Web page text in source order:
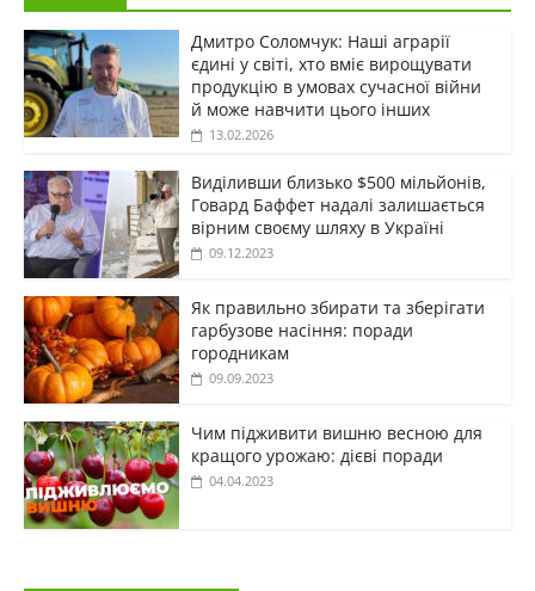
Дмитро Соломчук: Наші аграрії
єдині у світі, хто вміє вирощувати
продукцію в умовах сучасної війни
й може навчити цього інших
13.02.2026
Виділивши близько $500 мільйонів,
Говард Баффет надалі залишається
вірним своєму шляху в Україні
09.12.2023
Як правильно збирати та зберігати
гарбузове насіння: поради
городникам
09.09.2023
Чим підживити вишню весною для
кращого урожаю: дієві поради
04.04.2023